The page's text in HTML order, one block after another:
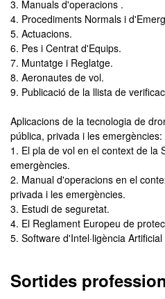
3. Manuals d'operacions .
4. Procediments Normals i
5. Actuacions.
6. Pes i Centrat d'Equips.
7. Muntatge i Reglatge.
8. Aeronautes de vol.
9. Publicació de la llista de
Aplicacions de la tecnologia de
pública, privada i les emergències:
1. El pla de vol en el context de la
emergències.
2. Manual d'operacions en el
privada i les emergències.
3. Estudi de seguretat.
4. El Reglament Europeu de
5. Software d'Intel·ligència Artificial
Sortides